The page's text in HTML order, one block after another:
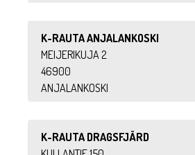
K-RAUTA ANJALANKOSKI
MEIJERIKUJA 2
46900
ANJALANKOSKI
K-RAUTA DRAGSFJÄRD